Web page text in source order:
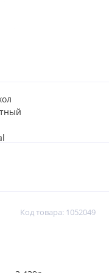
Код товара: 1052049